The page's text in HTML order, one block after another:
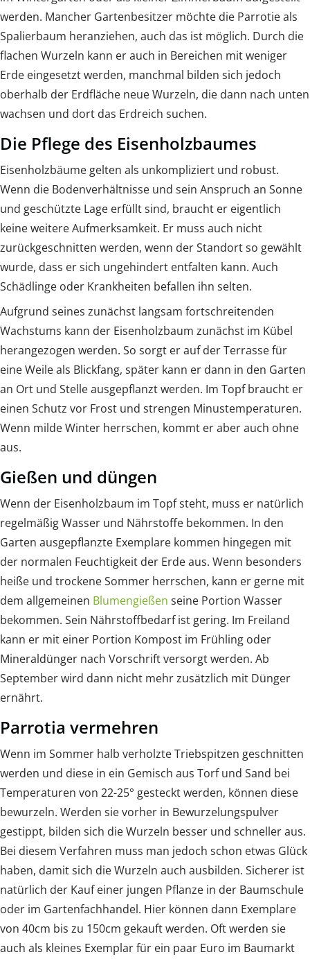
werden. Mancher Gartenbesitzer möchte die Parrotie als
Spalierbaum heranziehen, auch das ist möglich. Durch die
flachen Wurzeln kann er auch in Bereichen mit weniger
Erde eingesetzt werden, manchmal bilden sich jedoch
oberhalb der Erdfläche neue Wurzeln, die dann nach unten
wachsen und dort das Erdreich suchen.
Die Pflege des Eisenholzbaumes
Eisenholzbäume gelten als unkompliziert und robust.
Wenn die Bodenverhältnisse und sein Anspruch an Sonne
und geschützte Lage erfüllt sind, braucht er eigentlich
keine weitere Aufmerksamkeit. Er muss auch nicht
zurückgeschnitten werden, wenn der Standort so gewählt
wurde, dass er sich ungehindert entfalten kann. Auch
Schädlinge oder Krankheiten befallen ihn selten.
Aufgrund seines zunächst langsam fortschreitenden
Wachstums kann der Eisenholzbaum zunächst im Kübel
herangezogen werden. So sorgt er auf der Terrasse für
eine Weile als Blickfang, später kann er dann in den Garten
an Ort und Stelle ausgepflanzt werden. Im Topf braucht er
einen Schutz vor Frost und strengen Minustemperaturen.
Wenn milde Winter herrschen, kommt er aber auch ohne
aus.
Gießen und düngen
Wenn der Eisenholzbaum im Topf steht, muss er natürlich
regelmäßig Wasser und Nährstoffe bekommen. In den
Garten ausgepflanzte Exemplare kommen hingegen mit
der normalen Feuchtigkeit der Erde aus. Wenn besonders
heiße und trockene Sommer herrschen, kann er gerne mit
dem allgemeinen Blumengießen seine Portion Wasser
bekommen. Sein Nährstoffbedarf ist gering. Im Freiland
kann er mit einer Portion Kompost im Frühling oder
Mineraldünger nach Vorschrift versorgt werden. Ab
September wird dann nicht mehr zusätzlich mit Dünger
ernährt.
Parrotia vermehren
Wenn im Sommer halb verholzte Triebspitzen geschnitten
werden und diese in ein Gemisch aus Torf und Sand bei
Temperaturen von 22-25° gesteckt werden, können diese
bewurzeln. Werden sie vorher in Bewurzelungspulver
gestippt, bilden sich die Wurzeln besser und schneller aus.
Bei diesem Verfahren muss man jedoch schon etwas Glück
haben, damit sich die Wurzeln auch ausbilden. Sicherer ist
natürlich der Kauf einer jungen Pflanze in der Baumschule
oder im Gartenfachhandel. Hier können dann Exemplare
von 40cm bis zu 150cm gekauft werden. Oft werden sie
auch als kleines Exemplar für ein paar Euro im Baumarkt